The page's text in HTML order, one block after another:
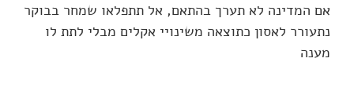
אם המדינה לא תערך בהתאם, אל תתפלאו שמחר בבוקר
נתעורר לאסון כתוצאה משינויי אקלים מבלי לתת לו
מענה